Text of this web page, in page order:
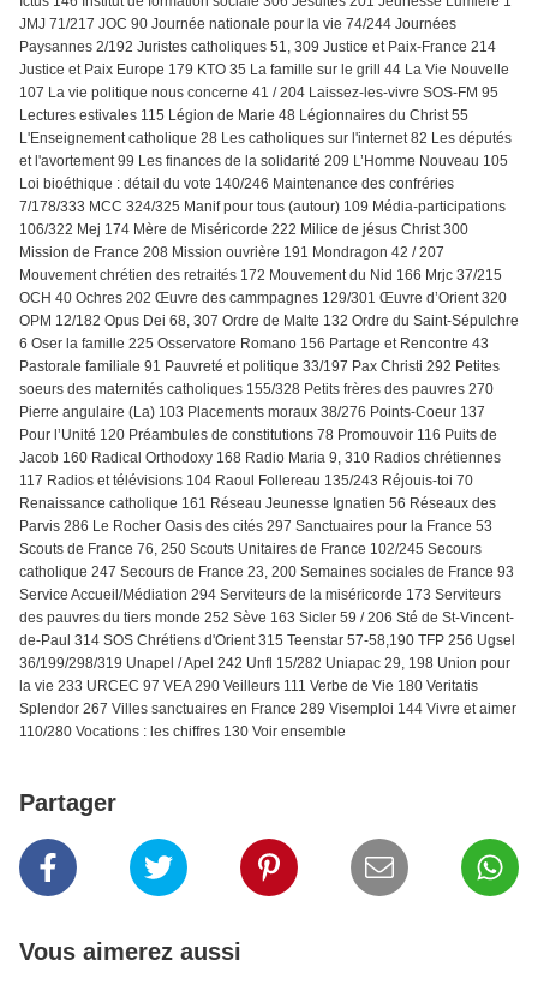
JMJ 71/217 JOC 90 Journée nationale pour la vie 74/244 Journées
Paysannes 2/192 Juristes catholiques 51, 309 Justice et Paix-France 214
Justice et Paix Europe 179 KTO 35 La famille sur le grill 44 La Vie Nouvelle
107 La vie politique nous concerne 41 / 204 Laissez-les-vivre SOS-FM 95
Lectures estivales 115 Légion de Marie 48 Légionnaires du Christ 55
L'Enseignement catholique 28 Les catholiques sur l'internet 82 Les députés
et l'avortement 99 Les finances de la solidarité 209 L’Homme Nouveau 105
Loi bioéthique : détail du vote 140/246 Maintenance des confréries
7/178/333 MCC 324/325 Manif pour tous (autour) 109 Média-participations
106/322 Mej 174 Mère de Miséricorde 222 Milice de jésus Christ 300
Mission de France 208 Mission ouvrière 191 Mondragon 42 / 207
Mouvement chrétien des retraités 172 Mouvement du Nid 166 Mrjc 37/215
OCH 40 Ochres 202 Œuvre des cammpagnes 129/301 Œuvre d’Orient 320
OPM 12/182 Opus Dei 68, 307 Ordre de Malte 132 Ordre du Saint-Sépulchre
6 Oser la famille 225 Osservatore Romano 156 Partage et Rencontre 43
Pastorale familiale 91 Pauvreté et politique 33/197 Pax Christi 292 Petites
soeurs des maternités catholiques 155/328 Petits frères des pauvres 270
Pierre angulaire (La) 103 Placements moraux 38/276 Points-Coeur 137
Pour l’Unité 120 Préambules de constitutions 78 Promouvoir 116 Puits de
Jacob 160 Radical Orthodoxy 168 Radio Maria 9, 310 Radios chrétiennes
117 Radios et télévisions 104 Raoul Follereau 135/243 Réjouis-toi 70
Renaissance catholique 161 Réseau Jeunesse Ignatien 56 Réseaux des
Parvis 286 Le Rocher Oasis des cités 297 Sanctuaires pour la France 53
Scouts de France 76, 250 Scouts Unitaires de France 102/245 Secours
catholique 247 Secours de France 23, 200 Semaines sociales de France 93
Service Accueil/Médiation 294 Serviteurs de la miséricorde 173 Serviteurs
des pauvres du tiers monde 252 Sève 163 Sicler 59 / 206 Sté de St-Vincent-
de-Paul 314 SOS Chrétiens d'Orient 315 Teenstar 57-58,190 TFP 256 Ugsel
36/199/298/319 Unapel / Apel 242 Unfl 15/282 Uniapac 29, 198 Union pour
la vie 233 URCEC 97 VEA 290 Veilleurs 111 Verbe de Vie 180 Veritatis
Splendor 267 Villes sanctuaires en France 289 Visemploi 144 Vivre et aimer
110/280 Vocations : les chiffres 130 Voir ensemble
Partager
Vous aimerez aussi